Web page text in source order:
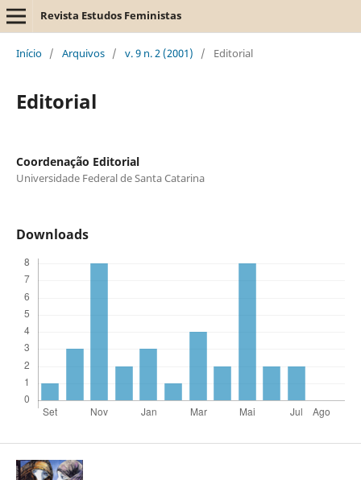
Revista Estudos Feministas
Início / Arquivos / v. 9 n. 2 (2001) / Editorial
Editorial
Coordenação Editorial
Universidade Federal de Santa Catarina
Downloads